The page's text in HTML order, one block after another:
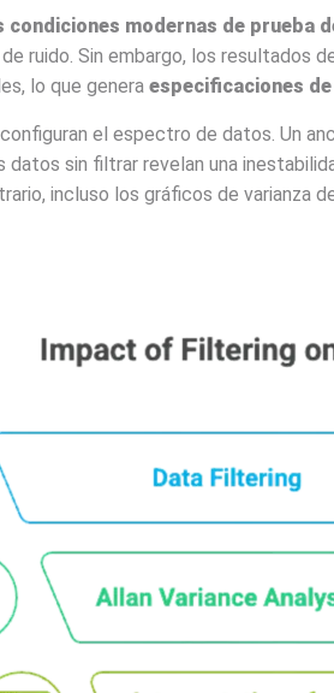
condiciones modernas de prueba
ruido. Sin embargo, los resultados
lo que genera especificaciones de
el espectro de datos. Un
sin filtrar revelan una
incluso los gráficos de varianza